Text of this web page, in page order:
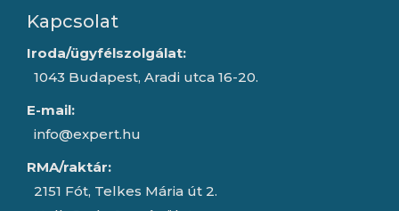
Kapcsolat
Iroda/ügyfélszolgálat:
1043 Budapest, Aradi utca 16-20.
E-mail:
info@expert.hu
RMA/raktár:
2151 Fót, Telkes Mária út 2.